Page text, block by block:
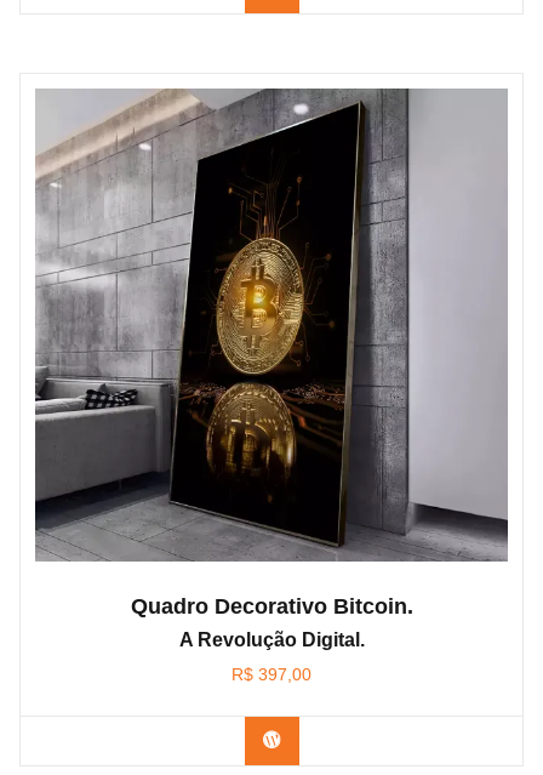
Quadro Decorativo Bitcoin.
A Revolução Digital.
R$ 397,00
Confira os modelos